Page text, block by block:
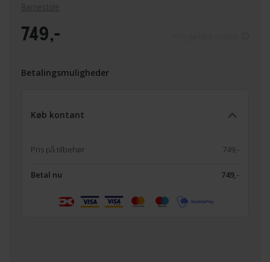
Barnestole
749,-
Betalingsmuligheder
Køb kontant
Pris på tilbehør 749,-
Betal nu 749,-